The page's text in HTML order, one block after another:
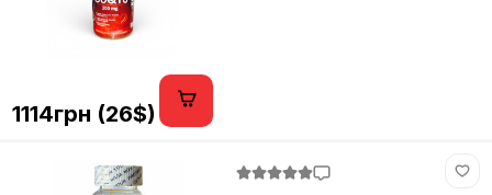
1114грн (26$)